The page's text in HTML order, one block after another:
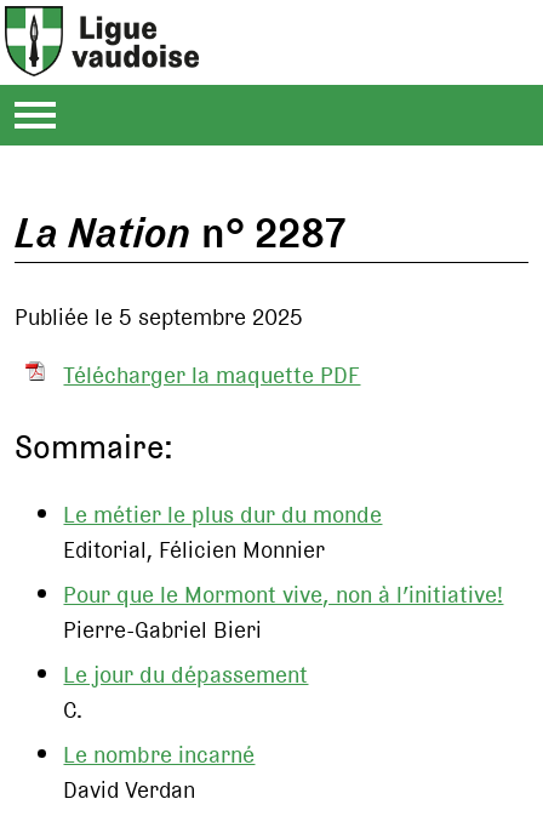
La Nation n° 2287
Publiée le 5 septembre 2025
Télécharger la maquette PDF
Sommaire:
Le métier le plus dur du monde
Editorial, Félicien Monnier
Pour que le Mormont vive, non à l’initiative!
Pierre-Gabriel Bieri
Le jour du dépassement
C.
Le nombre incarné
David Verdan